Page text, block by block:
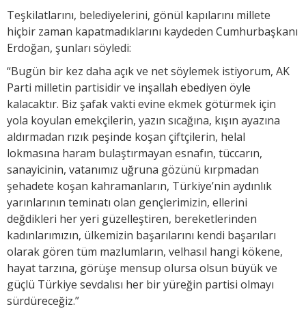
Teşkilatlarını, belediyelerini, gönül kapılarını millete
hiçbir zaman kapatmadıklarını kaydeden Cumhurbaşkanı
Erdoğan, şunları söyledi:
“Bugün bir kez daha açık ve net söylemek istiyorum, AK
Parti milletin partisidir ve inşallah ebediyen öyle
kalacaktır. Biz şafak vakti evine ekmek götürmek için
yola koyulan emekçilerin, yazın sıcağına, kışın ayazına
aldırmadan rızık peşinde koşan çiftçilerin, helal
lokmasına haram bulaştırmayan esnafın, tüccarın,
sanayicinin, vatanımız uğruna gözünü kırpmadan
şehadete koşan kahramanların, Türkiye’nin aydınlık
yarınlarının teminatı olan gençlerimizin, ellerini
değdikleri her yeri güzelleştiren, bereketlerinden
kadınlarımızın, ülkemizin başarılarını kendi başarıları
olarak gören tüm mazlumların, velhasıl hangi kökene,
hayat tarzına, görüşe mensup olursa olsun büyük ve
güçlü Türkiye sevdalısı her bir yüreğin partisi olmayı
sürdüreceğiz.”